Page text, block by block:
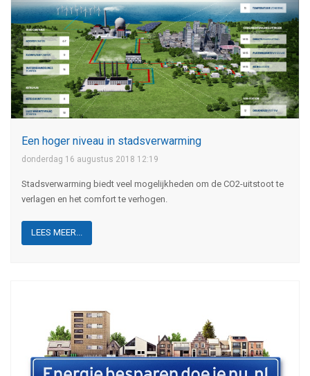
Een hoger niveau in stadsverwarming
donderdag 16 augustus 2018 12:19
Stadsverwarming biedt veel mogelijkheden om de CO2-uitstoot te
verlagen en het comfort te verhogen.
LEES MEER...